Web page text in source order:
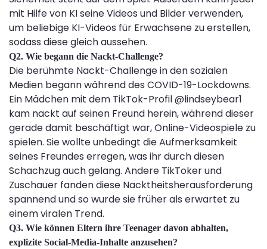
mit Hilfe von KI seine Videos und Bilder verwenden,
um beliebige KI-Videos für Erwachsene zu erstellen,
sodass diese gleich aussehen.
Q2. Wie begann die Nackt-Challenge?
Die berühmte Nackt-Challenge in den sozialen
Medien begann während des COVID-19-Lockdowns.
Ein Mädchen mit dem TikTok-Profil @lindseybear1
kam nackt auf seinen Freund herein, während dieser
gerade damit beschäftigt war, Online-Videospiele zu
spielen. Sie wollte unbedingt die Aufmerksamkeit
seines Freundes erregen, was ihr durch diesen
Schachzug auch gelang. Andere TikToker und
Zuschauer fanden diese Nacktheitsherausforderung
spannend und so wurde sie früher als erwartet zu
einem viralen Trend.
Q3. Wie können Eltern ihre Teenager davon abhalten,
explizite Social-Media-Inhalte anzusehen?